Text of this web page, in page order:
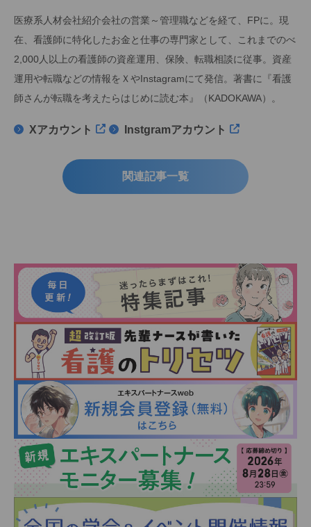
医療系人材会社紹介会社の営業～管理職などを経て、FPに。現
在、看護師に特化したお金と仕事の専門家として、これまでのべ
2,000人以上の看護師の資産運用、保険、転職相談に従事。資産
運用や転職などの情報をＸやInstagramにて発信。著書に『看護
師さんが転職を考えたらはじめに読む本』（KADOKAWA）。
Xアカウント Instgramアカウント
関連記事一覧